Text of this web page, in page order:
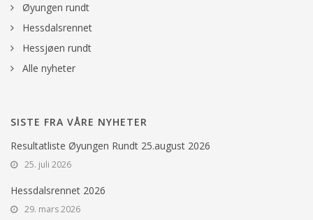
Øyungen rundt
Hessdalsrennet
Hessjøen rundt
Alle nyheter
SISTE FRA VÅRE NYHETER
Resultatliste Øyungen Rundt 25.august 2026
25. juli 2026
Hessdalsrennet 2026
29. mars 2026